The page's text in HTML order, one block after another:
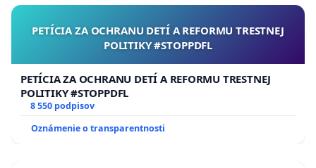
PETÍCIA ZA OCHRANU DETÍ A REFORMU TRESTNEJ
POLITIKY #STOPPDFL
PETÍCIA ZA OCHRANU DETÍ A REFORMU TRESTNEJ
POLITIKY #STOPPDFL
8 550 podpisov
Oznámenie o transparentnosti